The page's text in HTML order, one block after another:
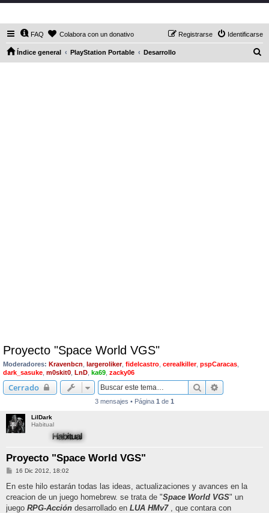
FAQ Colabora con un donativo Identificarse
Registrarse
Índice general PlayStation Portable Desarrollo
Proyecto "Space World VGS"
Moderadores: Kravenbcn largeroliker, fidelcastro cerealkiller, pspCaracas
dark_sasuke m0skit0 LnD ka69 zacky06
Cerrado Buscar
3 mensajes • Página 1 de 1
LilDark
Habitual
Proyecto "Space World VGS"
M
n
a
j
16 Dic 2012, 18:02
En este hilo estarán todas las ideas, actualizaciones y avances en la
creacion de un juego homebrew. se trata de "Space World VGS" un
juego RPG-Acción desarrollado en LUA HMv7, que contara con